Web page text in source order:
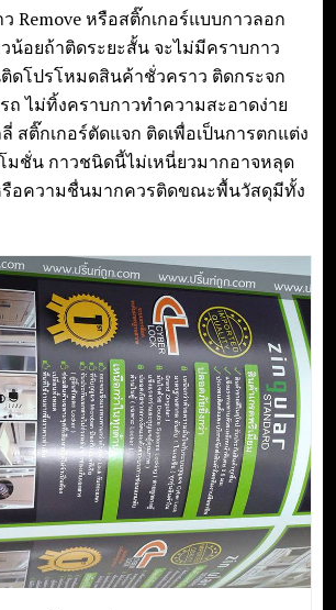
Remove หรือสติ๊กเกอร์แบบกาวลอก
น้อยถ้าติดระยะสั้น จะไม่มีคราบกาว
ติดโปรโหมดสินค้าชั่วคราว ติดกระจก
ถ ไม่ทิ้งคราบกาวทำความสะอาดง่าย
สติ๊กเกอร์ตัดแจก ติดเพื่อเป็นการตกแต่ง
มชั่น กาวชนิดนี้ไม่เหนี่ยวมากอาจหลุด
รือความชื่นมากควรติดขณะพื้นวัสดุมีทั้ง